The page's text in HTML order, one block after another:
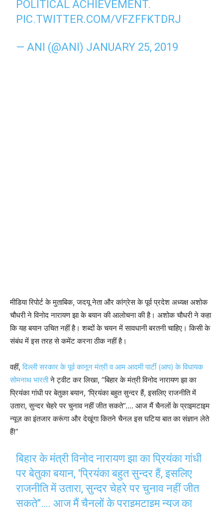
POLITICAL ACHIEVEMENT.
PIC.TWITTER.COM/VFZFFKTDRJ
— ANI (@ANI) JANUARY 25, 2019
मीडिया रिपोर्ट के मुताबिक, जदयू नेता और कांग्रेस के पूर्व प्रदेश अध्यक्ष अशोक
चौधरी ने विनोद नारायण झा के बयान की आलोचना की है। अशोक चौधरी ने कहा
कि यह बयान उचित नहीं है। शब्दों के चयन में सावधानी बरतनी चाहिए। किसी के
संबंध में इस तरह से कमेंट करना ठीक नहीं है।
वहीं,दिल्ली सरकार के पूर्व कानून मंत्री व आम आदमी पार्टी (आप) के विधायक
सोमनाथ भारतीने ट्वीट कर लिखा, “बिहार के मंत्री विनोद नारायण झा का
प्रियंका गांधी पर बेतुका बयान, ‘प्रियंका बहुत सुन्दर हैं, इसलिए राजनीति में
उतारा, सुन्दर चेहरे पर चुनाव नहीं जीत सकते”…. आज मैं चैनलों के प्राइमटाइम
न्यूज़ का इंतजार करूंगा और देखूंगा कितने चैनल इस घटिया बात का संज्ञान लेते
हैं!”
बिहार के मंत्री विनोद नारायण झा का प्रियंका गांधी
पर बेतुका बयान, 'प्रियंका बहुत सुन्दर हैं, इसलिए
राजनीति में उतारा, सुन्दर चेहरे पर चुनाव नहीं जीत
सकते"…. आज मैं चैनलों के प्राइमटाइम न्यूज़ का